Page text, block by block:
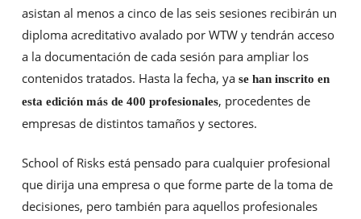
asistan al menos a cinco de las seis sesiones recibirán un
diploma acreditativo avalado por WTW y tendrán acceso
a la documentación de cada sesión para ampliar los
contenidos tratados. Hasta la fecha, ya se han inscrito en
esta edición más de 400 profesionales, procedentes de
empresas de distintos tamaños y sectores.
School of Risks está pensado para cualquier profesional
que dirija una empresa o que forme parte de la toma de
decisiones, pero también para aquellos profesionales